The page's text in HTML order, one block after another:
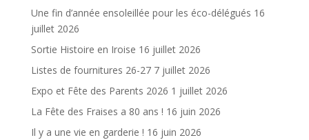
Une fin d’année ensoleillée pour les éco-délégués 16
juillet 2026
Sortie Histoire en Iroise 16 juillet 2026
Listes de fournitures 26-27 7 juillet 2026
Expo et Fête des Parents 2026 1 juillet 2026
La Fête des Fraises a 80 ans ! 16 juin 2026
Il y a une vie en garderie ! 16 juin 2026